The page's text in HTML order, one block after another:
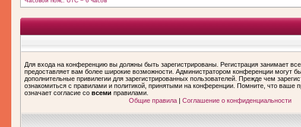
Для входа на конференцию вы должны быть зарегистрированы. Регистрация занимает
предоставляет вам более широкие возможности. Администратором конференции могут
дополнительные привилегии для зарегистрированных пользователей. Прежде чем
ознакомиться с правилами и политикой, принятыми на конференции. Помните, что ваше
означает согласие со всеми правилами.
Общие правила| Соглашение о конфиденциальности